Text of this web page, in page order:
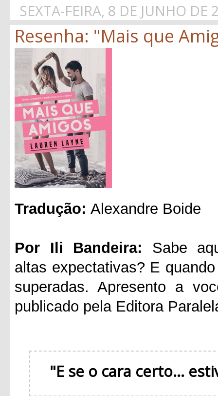
SEXTA-FEIRA, 8 DE JUNHO DE
Resenha: "Mais que
Tradução: Alexandre Boide
Por Ili Bandeira: Sabe
altas expectativas? E
superadas. Apresento a
publicado pela Editora
"E se o cara certo...